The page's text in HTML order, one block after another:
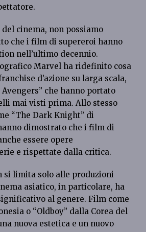
cinema, non possiamo
che i film di supereroi hanno
nell’ultimo decennio.
Marvel ha ridefinito cosa
d’azione su larga scala,
che hanno portato
mai visti prima. Allo stesso
“The Dark Knight” di
dimostrato che i film di
essere opere
e rispettate dalla critica.
si limita solo alle produzioni
asiatico, in particolare, ha
al genere. Film come
o “Oldboy” dalla Corea del
nuova estetica e un nuovo